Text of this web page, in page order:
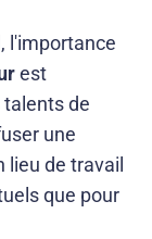
, l'importance
est
de
une
de travail
que pour